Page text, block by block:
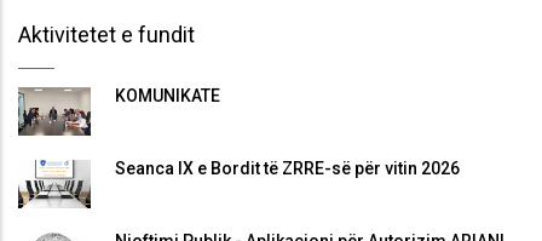
Aktivitetet e fundit
KOMUNIKATË
Seanca IX e Bordit të ZRRE-së për vitin 2026